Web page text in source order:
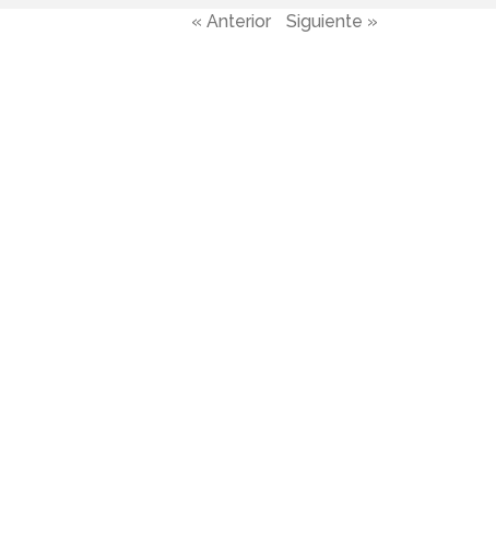
« Anterior Siguiente »